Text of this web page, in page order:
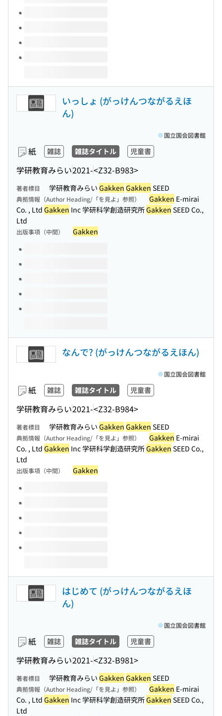
いっしょ (がっけんつながるえほ
ん)
紙 雑誌 雑誌タイトル 児童書
学研教育みらい2021-<Z32-B983>
国立国会図書館
著者標目 学研教育みらい Gakken Gakken SEED
典拠情報（Author Heading/「を見よ」参照） Gakken E-mirai
Co. , Ltd Gakken Inc 学研科学創造研究所Gakken SEED Co.,
Ltd
出版事項（中間） Gakken
このタイトルの巻号
なんで? (がっけんつながるえほん)
紙 雑誌 雑誌タイトル 児童書
学研教育みらい2021-<Z32-B984>
国立国会図書館
著者標目 学研教育みらい Gakken Gakken SEED
典拠情報（Author Heading/「を見よ」参照） Gakken E-mirai
Co. , Ltd Gakken Inc 学研科学創造研究所Gakken SEED Co.,
Ltd
出版事項（中間） Gakken
このタイトルの巻号
はじめて (がっけんつながるえほ
ん)
紙 雑誌 雑誌タイトル 児童書
学研教育みらい2021-<Z32-B981>
国立国会図書館
著者標目 学研教育みらい Gakken Gakken SEED
典拠情報（Author Heading/「を見よ」参照） Gakken E-mirai
Co. , Ltd Gakken Inc 学研科学創造研究所Gakken SEED Co.,
Ltd